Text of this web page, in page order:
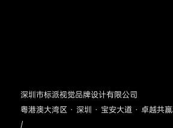
深圳市标派视觉品牌设计有限公司
粤港澳大湾区 · 深圳 · 宝安大道 · 卓越共
/